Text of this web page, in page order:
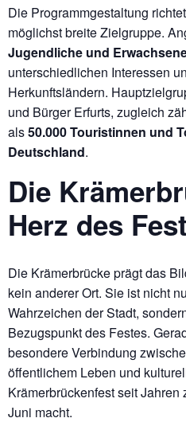
Die Programmgestaltung
möglichst breite Zielgruppe.
Jugendliche und
unterschiedlichen Interessen
Herkunftsländern.
und Bürger Erfurts, zugleich
als50.000 Touristinnen und
Deutschland.
Die
Herz des
Die Krämerbrücke prägt das
kein anderer Ort. Sie ist nicht
Wahrzeichen der Stadt,
Bezugspunkt des Festes.
besondere Verbindung
öffentlichem Leben und
Krämerbrückenfest seit Jahren
Juni macht.